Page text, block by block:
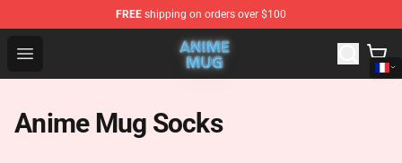
FREE shipping on orders over $100
Open menu
Anime Mug Shop - The Best Store of Anime Mug
Anime Mug Socks